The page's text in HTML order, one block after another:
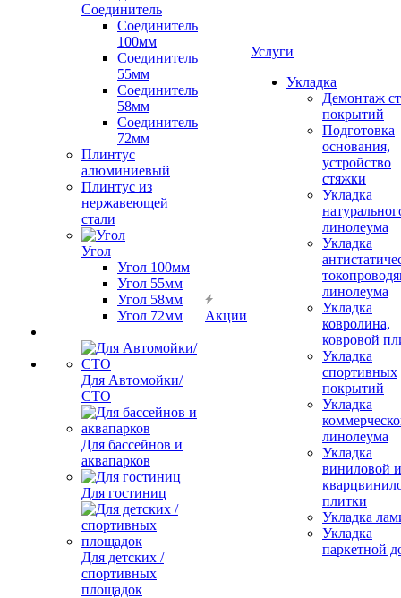
Соединитель
Соединитель
100мм
Соединитель
55мм
Соединитель
58мм
Соединитель
72мм
Плинтус
алюминиевый
Плинтус из
нержавеющей
стали
Угол
Угол 100мм
Угол 55мм
Угол 58мм
Угол 72мм
Для Автомойки/
СТО
Для бассейнов и
аквапарков
Для гостиниц
Для детских /
спортивных
площадок
Акции
Услуги
Укладка
Демонтаж
покрытий
Подготовка
основания,
устройство
стяжки
Укладка
линолеума
Укладка
линолеума
Укладка
ковролина,
ковровой
Укладка
спортивных
покрытий
Укладка
линолеума
Укладка
виниловой и
плитки
Укладка
Укладка
паркетной